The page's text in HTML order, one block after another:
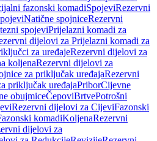
fazonski komadiSpojeviRezervni
Natične spojniceRezervni
spojeviPrijelazni komadi za
dijelovi za Prijelazni komadi za
za uređajeRezervni dijelovi za
koljenaRezervni dijelovi za
za priključak uređajaRezervni
priključak uređajaPriborCijevne
obujmiceČepoviBrtvePotrošni
Rezervni dijelovi za CijeviFazonski
komadiKoljenaRezervni
dijelovi za